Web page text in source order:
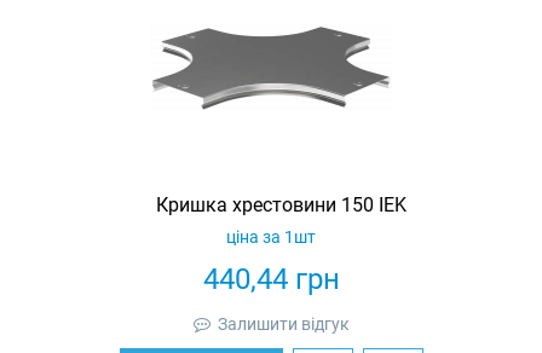
Кришка хрестовини 150 IEK
440,44грн
ціна за 1шт
Залишити відгук